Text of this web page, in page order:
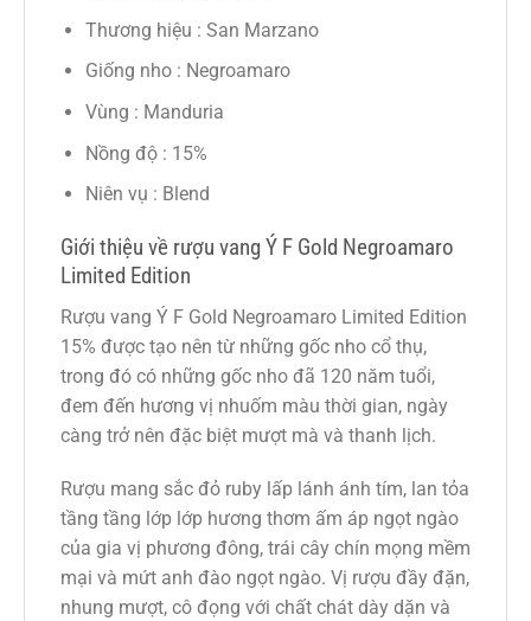
Thương hiệu : San Marzano
Giống nho : Negroamaro
Vùng : Manduria
Nồng độ : 15%
Niên vụ : Blend
Giới thiệu về rượu vang Ý F Gold Negroamaro
Limited Edition
Rượu vang Ý F Gold Negroamaro Limited Edition
15% được tạo nên từ những gốc nho cổ thụ,
trong đó có những gốc nho đã 120 năm tuổi,
đem đến hương vị nhuốm màu thời gian, ngày
càng trở nên đặc biệt mượt mà và thanh lịch.
Rượu mang sắc đỏ ruby lấp lánh ánh tím, lan tỏa
tầng tầng lớp lớp hương thơm ấm áp ngọt ngào
của gia vị phương đông, trái cây chín mọng mềm
mại và mứt anh đào ngọt ngào. Vị rượu đầy đặn,
nhung mượt, cô đọng với chất chát dày dặn và